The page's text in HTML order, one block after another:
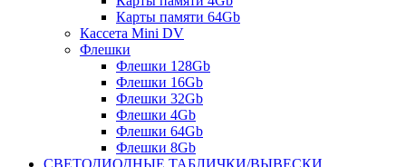
Карты памяти 64Gb
Кассета Mini DV
Флешки
Флешки 128Gb
Флешки 16Gb
Флешки 32Gb
Флешки 4Gb
Флешки 64Gb
Флешки 8Gb
СВЕТОДИОДНЫЕ ТАБЛИЧКИ/ВЫВЕСКИ